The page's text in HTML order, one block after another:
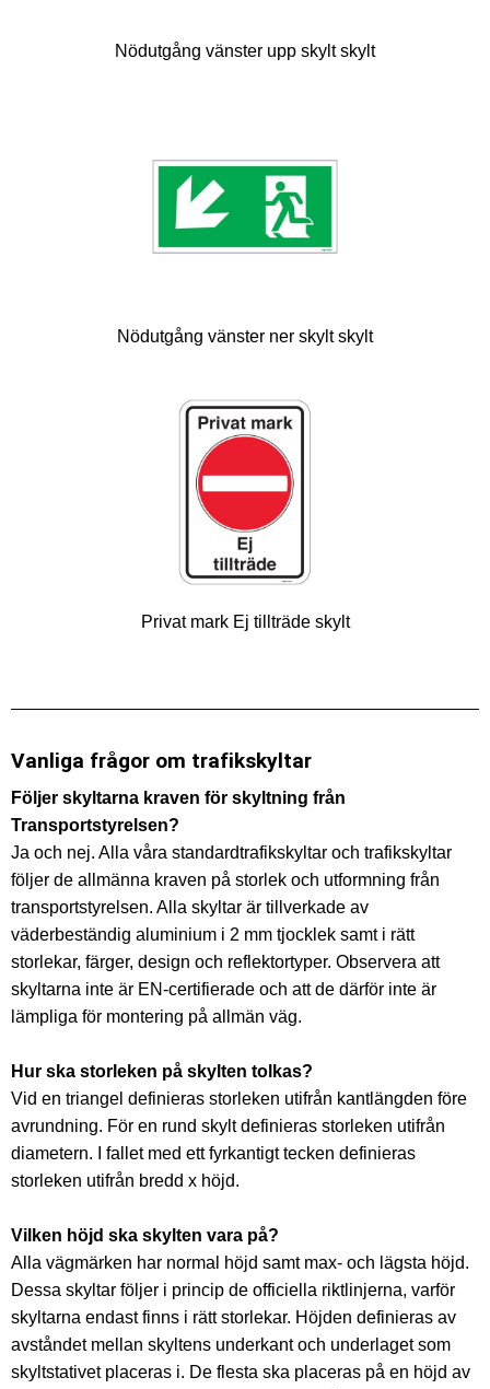
Nödutgång vänster upp skylt skylt
Nödutgång vänster ner skylt skylt
Privat mark Ej tillträde skylt
Vanliga frågor om trafikskyltar
Följer skyltarna kraven för skyltning från
Transportstyrelsen?
Ja och nej. Alla våra standardtrafikskyltar och trafikskyltar
följer de allmänna kraven på storlek och utformning från
transportstyrelsen. Alla skyltar är tillverkade av
väderbeständig aluminium i 2 mm tjocklek samt i rätt
storlekar, färger, design och reflektortyper. Observera att
skyltarna inte är EN-certifierade och att de därför inte är
lämpliga för montering på allmän väg.
Hur ska storleken på skylten tolkas?
Vid en triangel definieras storleken utifrån kantlängden före
avrundning. För en rund skylt definieras storleken utifrån
diametern. I fallet med ett fyrkantigt tecken definieras
storleken utifrån bredd x höjd.
Vilken höjd ska skylten vara på?
Alla vägmärken har normal höjd samt max- och lägsta höjd.
Dessa skyltar följer i princip de officiella riktlinjerna, varför
skyltarna endast finns i rätt storlekar. Höjden definieras av
avståndet mellan skyltens underkant och underlaget som
skyltstativet placeras i. De flesta ska placeras på en höjd av